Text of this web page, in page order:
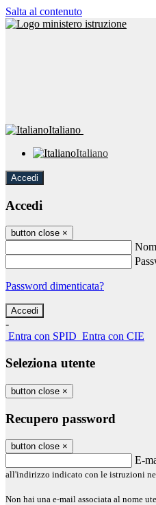
Salta al contenuto
Italiano
Italiano
Accedi
Accedi
button close ×
Password dimenticata?
-
Entra con SPID Entra con CIE
Seleziona utente
button close ×
Recupero password
button close ×
E-
all'indirizzo indicato con le istruzioni
Non hai una e-mail associata al nome